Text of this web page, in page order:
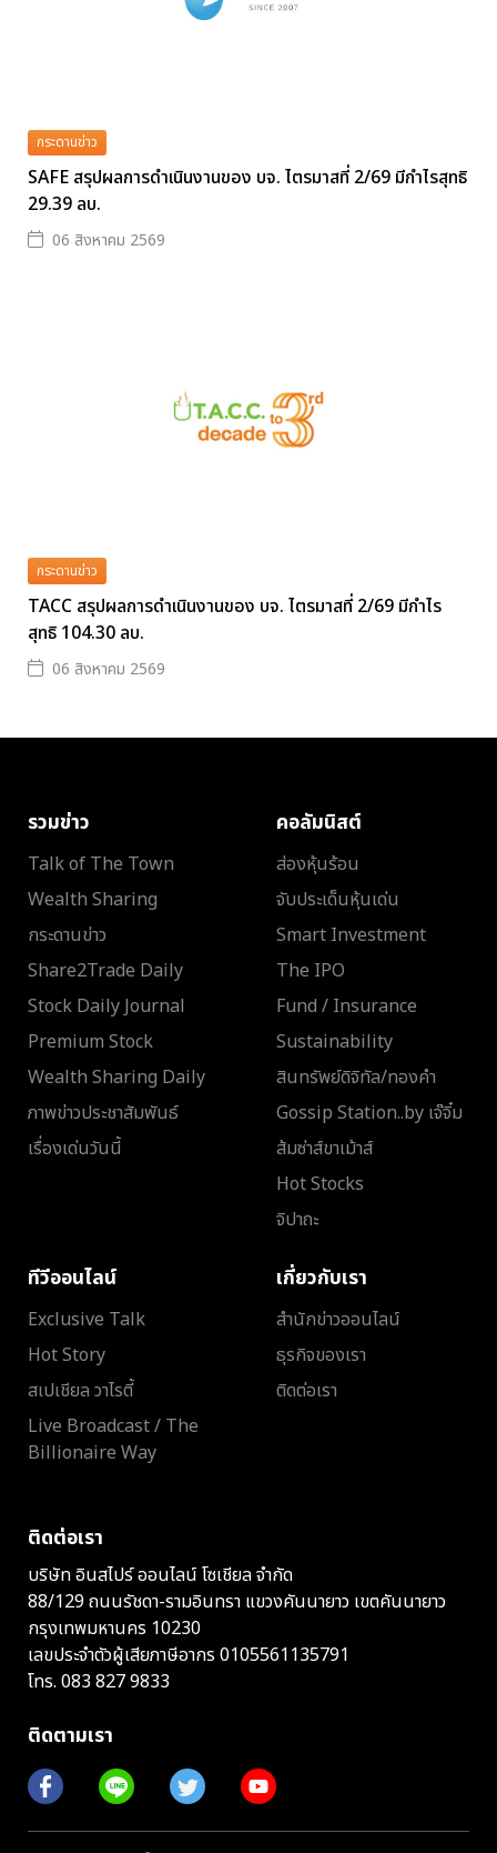
กระดานข่าว
SAFE สรุปผลการดำเนินงานของ บจ. ไตรมาสที่ 2/69 มีกำไรสุทธิ
29.39 ลบ.
06 สิงหาคม 2569
กระดานข่าว
TACC สรุปผลการดำเนินงานของ บจ. ไตรมาสที่ 2/69 มีกำไร
สุทธิ 104.30 ลบ.
06 สิงหาคม 2569
รวมข่าว
Talk of The Town
Wealth Sharing
กระดานข่าว
Share2Trade Daily
Stock Daily Journal
Premium Stock
Wealth Sharing Daily
ภาพข่าวประชาสัมพันธ์
เรื่องเด่นวันนี้
คอลัมนิสต์
ส่องหุ้นร้อน
จับประเด็นหุ้นเด่น
Smart Investment
The IPO
Fund / Insurance
Sustainability
สินทรัพย์ดิจิทัล/ทองคำ
Gossip Station..by เจ๊จิ๋ม
ส้มซ่าส์ขาเม้าส์
Hot Stocks
จิปาถะ
ทีวีออนไลน์
Exclusive Talk
Hot Story
สเปเชียล วาไรตี้
Live Broadcast / The
Billionaire Way
เกี่ยวกับเรา
สำนักข่าวออนไลน์
ธุรกิจของเรา
ติดต่อเรา
ติดต่อเรา
บริษัท อินสไปร์ ออนไลน์ โซเชียล จำกัด
88/129 ถนนรัชดา-รามอินทรา แขวงคันนายาว เขตคันนายาว
กรุงเทพมหานคร 10230
เลขประจำตัวผู้เสียภาษีอากร 0105561135791
โทร. 083 827 9833
ติดตามเรา